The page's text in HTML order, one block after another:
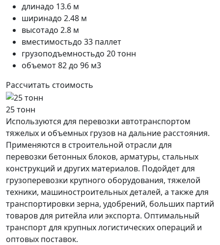
длинадо 13.6 м
ширинадо 2.48 м
высотадо 2.8 м
вместимостьдо 33 паллет
грузоподъемностьдо 20 тонн
объемот 82 до 96 м3
Рассчитать стоимость
25 тонн
Используются для перевозки автотранспортом
тяжелых и объемных грузов на дальние расстояния.
Применяются в строительной отрасли для
перевозки бетонных блоков, арматуры, стальных
конструкций и других материалов. Подойдет для
грузоперевозки крупного оборудования, тяжелой
техники, машиностроительных деталей, а также для
транспортировки зерна, удобрений, больших партий
товаров для ритейла или экспорта. Оптимальный
транспорт для крупных логистических операций и
оптовых поставок.